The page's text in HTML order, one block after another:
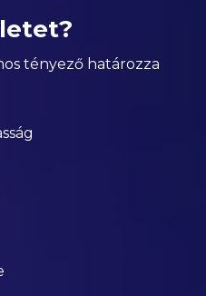
tényező határozza